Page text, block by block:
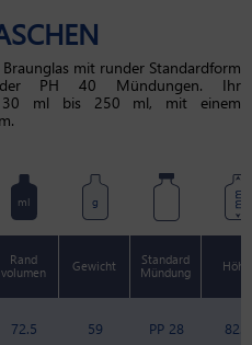
mit runder Standardform
PH 40 Mündungen. Ihr
30 ml bis 250 ml, mit einem
ml g mm
Rand
volumen
Gewicht
Standard
Mündung
Höhe
72.5 59 PP 28 82.5